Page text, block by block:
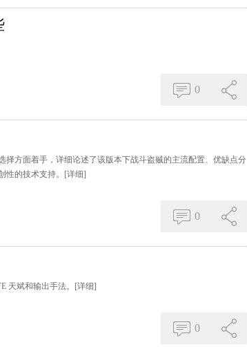
0
方面着手，详细论述了该版本下战斗盗贼的主流配置、优缺点分
的技术支持。
[详细]
0
天斌和输出手法。 [详细]
0